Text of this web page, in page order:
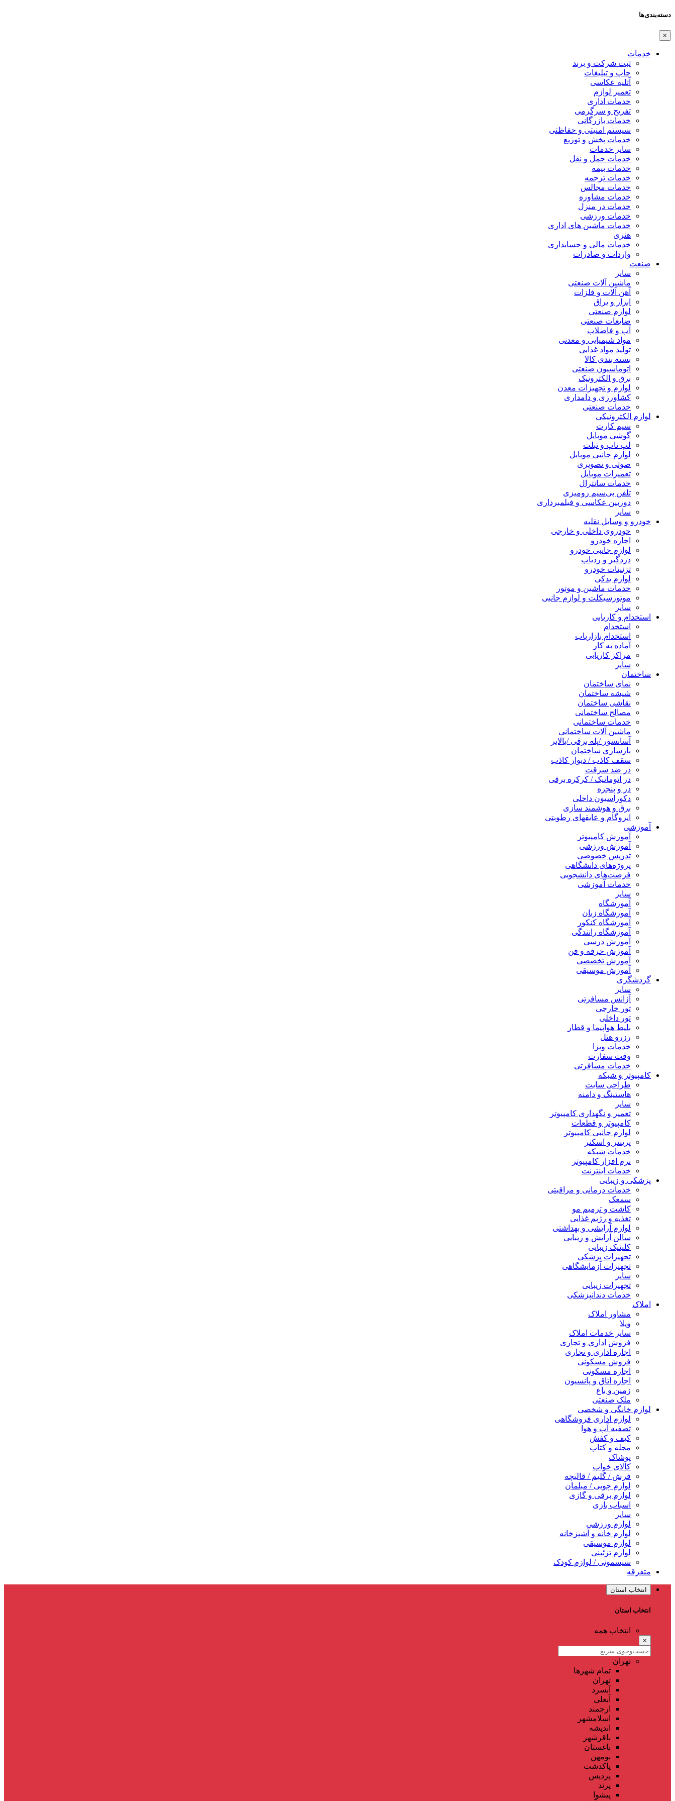
دسته‌بندی‌ها
×
خدمات
ثبت شرکت و برند
چاپ و تبلیغات
آتلیه عکاسی
تعمیر لوازم
خدمات اداری
تفریح و سرگرمی
خدمات بازرگانی
سیستم امنیتی و حفاظتی
خدمات پخش و توزیع
سایر خدمات
خدمات حمل و نقل
خدمات بیمه
خدمات ترجمه
خدمات مجالس
خدمات مشاوره
خدمات در منزل
خدمات ورزشی
خدمات ماشین های اداری
هنری
خدمات مالی و حسابداری
واردات و صادرات
صنعت
سایر
ماشین آلات صنعتی
آهن آلات و فلزات
ابزار و یراق
لوازم صنعتی
ضایعات صنعتی
آب و فاضلاب
مواد شیمیایی و معدنی
تولید مواد غذایی
بسته بندی کالا
اتوماسیون صنعتی
برق و الکترونیک
لوازم و تجهیزات معدن
کشاورزی و دامداری
خدمات صنعتی
لوازم الکترونیکی
سیم کارت
گوشی موبایل
لپ تاپ و تبلت
لوازم جانبی موبایل
صوتی و تصویری
تعمیرات موبایل
خدمات سانترال
تلفن بی‌سیم رومیزی
دوربین عکاسی و فیلمبرداری
سایر
خودرو و وسایل نقلیه
خودروی داخلی و خارجی
اجاره خودرو
لوازم جانبی خودرو
دزدگیر و ردیاب
تزئینات خودرو
لوازم یدکی
خدمات ماشین و موتور
موتورسیکلت و لوازم جانبی
سایر
استخدام و کاریابی
استخدام
استخدام بازاریاب
آماده به کار
مراکز کاریابی
سایر
ساختمان
نمای ساختمان
شیشه ساختمان
نقاشی ساختمان
مصالح ساختمانی
خدمات ساختمانی
ماشین آلات ساختمانی
آسانسور /پله برقی /بالابر
بازسازی ساختمان
سقف کاذب / دیوار کاذب
در ضد سرقت
در اتوماتیک / کرکره برقی
در و پنجره
دکوراسیون داخلی
برق و هوشمند سازی
ایزوگام و عایقهای رطوبتی
آموزشی
آموزش کامپیوتر
آموزش ورزشی
تدریس خصوصی
پروژه‌های دانشگاهی
فرصت‌های دانشجویی
خدمات آموزشی
سایر
آموزشگاه
آموزشگاه زبان
آموزشگاه کنکور
آموزشگاه رانندگی
آموزش درسی
آموزش حرفه و فن
آموزش تخصصی
آموزش موسیقی
گردشگری
سایر
آژانس مسافرتی
تور خارجی
تور داخلی
بلیط هواپیما و قطار
رزرو هتل
خدمات ویزا
وقت سفارت
خدمات مسافرتی
کامپیوتر و شبکه
طراحی سایت
هاستینگ و دامنه
سایر
تعمیر و نگهداری کامپیوتر
کامپیوتر و قطعات
لوازم جانبی کامپیوتر
پرینتر و اسکنر
خدمات شبکه
نرم افزار کامپیوتر
خدمات اینترنت
پزشکی و زیبایی
خدمات درمانی و مراقبتی
سمعک
کاشت و ترمیم مو
تغذیه و رژیم غذایی
لوازم آرایشی و بهداشتی
سالن آرایش و زیبایی
کلینیک زیبایی
تجهیزات پزشکی
تجهیزات آزمایشگاهی
سایر
تجهیزات زیبایی
خدمات دندانپزشکی
املاک
مشاور املاک
ویلا
سایر خدمات املاک
فروش اداری و تجاری
اجاره اداری و تجاری
فروش مسکونی
اجاره مسکونی
اجاره اتاق و پانسیون
زمین و باغ
ملک صنعتی
لوازم خانگی و شخصی
لوازم اداری فروشگاهی
تصفیه آب و هوا
کیف و کفش
مجله و کتاب
پوشاک
کالای خواب
فرش / گلیم / قالیچه
لوازم چوبی / مبلمان
لوازم برقی و گازی
اسباب بازی
سایر
لوازم ورزشی
لوازم خانه و آشپزخانه
لوازم موسیقی
لوازم تزئینی
سیسمونی / لوازم کودک
متفرقه
انتخاب استان
انتخاب استان
انتخاب همه
×
تهران
تمام شهر‌ها
تهران
آبسرد
آبعلی
ارجمند
اسلامشهر
اندیشه
باقرشهر
باغستان
بومهن
پاکدشت
پردیس
پرند
پیشوا